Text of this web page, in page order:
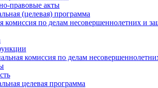
правовые акты
(целевая) программа
комиссия по делам несовершеннолетних и
комиссия по делам
целевая программа